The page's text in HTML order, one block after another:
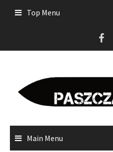
Top Menu
Main Menu